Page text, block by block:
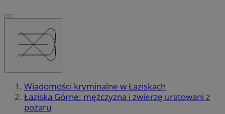
Wiadomości kryminalne w Łaziskach
Łaziska Górne: mężczyzna i zwierzę uratowani z
pożaru